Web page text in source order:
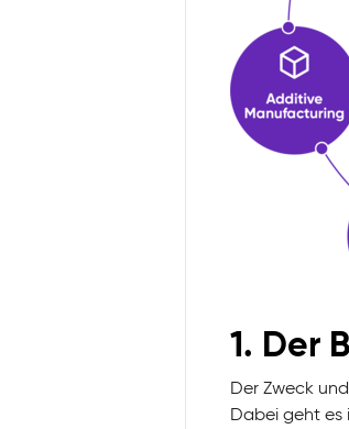
1. Der
Der Zweck
Dabei geht es